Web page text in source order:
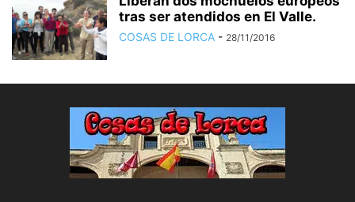
tras ser atendidos en El Valle.
COSAS DE LORCA - 28/11/2016